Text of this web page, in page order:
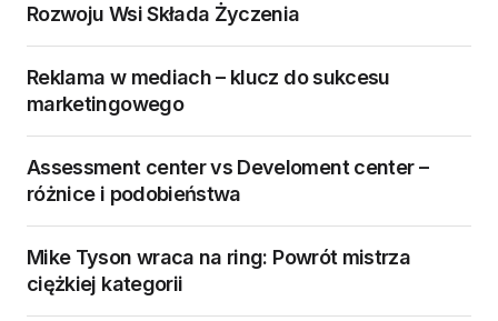
Rozwoju Wsi Składa Życzenia
Reklama w mediach – klucz do sukcesu
marketingowego
Assessment center vs Develoment center –
różnice i podobieństwa
Mike Tyson wraca na ring: Powrót mistrza
ciężkiej kategorii